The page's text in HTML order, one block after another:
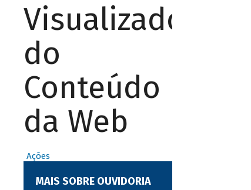
Visualizador
do
Conteúdo
da Web
Ações
MAIS SOBRE OUVIDORIA